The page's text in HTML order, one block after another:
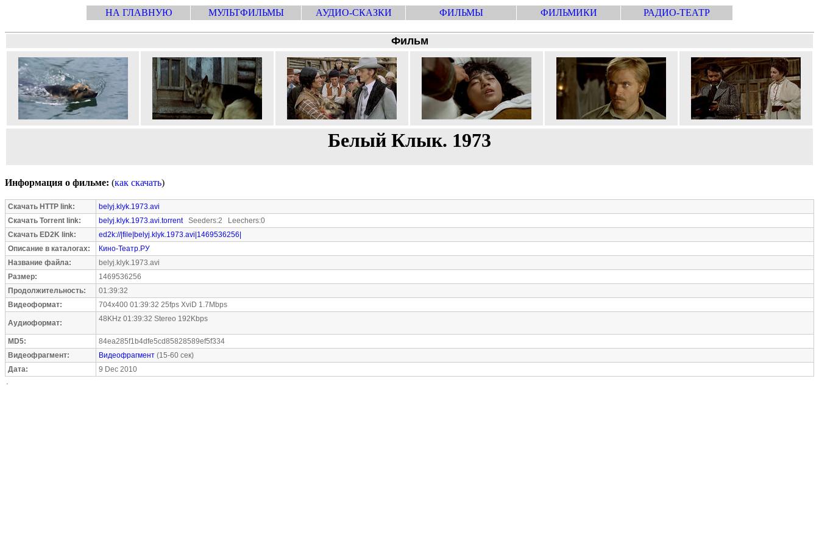
НА ГЛАВНУЮ МУЛЬТФИЛЬМЫ АУДИО-СКАЗКИ ФИЛЬМЫ ФИЛЬМИКИ РАДИО-ТЕАТР
Фильм
Белый Клык. 1973
Информация о фильме: (как скачать)
Скачать HTTP link:
belyj.klyk.1973.avi
Скачать Torrent link:
belyj.klyk.1973.avi.torrentSeeders:2 Leechers:0
Скачать ED2K link:
ed2k://|file|belyj.klyk.1973.avi|1469536256|
Описание в каталогах:
Кино-Театр.РУ
Название файла:
belyj.klyk.1973.avi
Размер:
1469536256
Продолжительность:
01:39:32
Видеоформат:
704x400 01:39:32 25fps XviD 1.7Mbps
Аудиоформат: 48KHz 01:39:32 Stereo 192Kbps
MD5:
84ea285f1b4dfe5cd85828589ef5f334
Видеофрагмент:
Видеофрагмент (15-60 сек)
Дата:
9 Dec 2010